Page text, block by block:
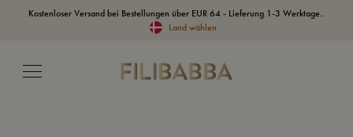
Kostenloser Versand bei Bestellungen über EUR 64 - Lieferung 1-3 Werktage..
Land wählen